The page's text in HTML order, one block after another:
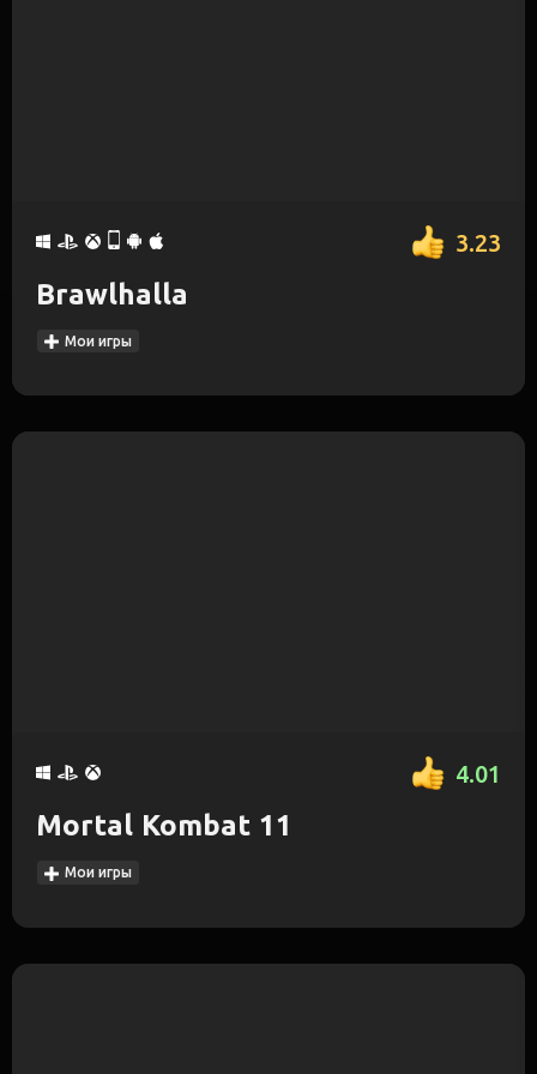
3.23
Brawlhalla
Мои игры
4.01
Mortal Kombat 11
Мои игры